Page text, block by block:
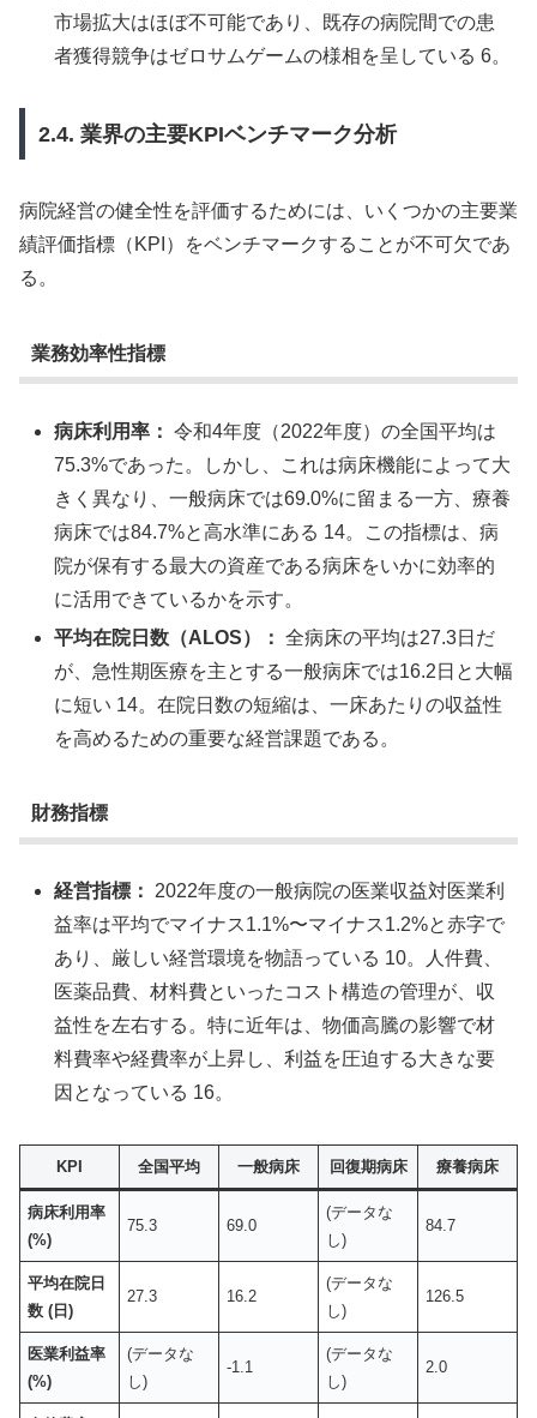
市場拡大はほぼ不可能であり、既存の病院間での患
者獲得競争はゼロサムゲームの様相を呈している 6。
2.4. 業界の主要KPIベンチマーク分析
病院経営の健全性を評価するためには、いくつかの主要業
績評価指標（KPI）をベンチマークすることが不可欠であ
る。
業務効率性指標
病床利用率： 令和4年度（2022年度）の全国平均は
75.3%であった。しかし、これは病床機能によって大
きく異なり、一般病床では69.0%に留まる一方、療養
病床では84.7%と高水準にある 14。この指標は、病
院が保有する最大の資産である病床をいかに効率的
に活用できているかを示す。
平均在院日数（ALOS）： 全病床の平均は27.3日だ
が、急性期医療を主とする一般病床では16.2日と大幅
に短い 14。在院日数の短縮は、一床あたりの収益性
を高めるための重要な経営課題である。
財務指標
経営指標： 2022年度の一般病院の医業収益対医業利
益率は平均でマイナス1.1%〜マイナス1.2%と赤字で
あり、厳しい経営環境を物語っている 10。人件費、
医薬品費、材料費といったコスト構造の管理が、収
益性を左右する。特に近年は、物価高騰の影響で材
料費率や経費率が上昇し、利益を圧迫する大きな要
因となっている 16。
KPI 全国平均 一般病床 回復期病床 療養病床
病床利用率
(%)
75.3 69.0
(データな
し)
84.7
平均在院日
数 (日)
27.3 16.2
(データな
し)
126.5
医業利益率
(%)
(データな
し)
-1.1
(データな
し)
2.0